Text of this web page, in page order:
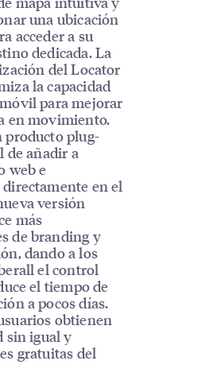
una ubicación
acceder a su
dedicada. La
del Locator
la capacidad
para mejorar
en movimiento.
producto plug-
de añadir a
web e
en el
versión
más
de branding y
dando a los
el control
el tiempo de
a pocos días.
obtienen
sin igual y
gratuitas del